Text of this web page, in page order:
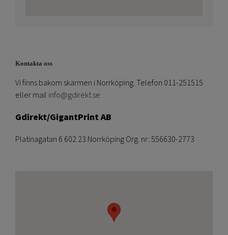
Kontakta oss
Vi finns bakom skärmen i Norrköping. Telefon 011-251515
eller mail info@gdirekt.se
Gdirekt/GigantPrint AB
Platinagatan 6 602 23 Norrköping Org. nr: 556630-2773